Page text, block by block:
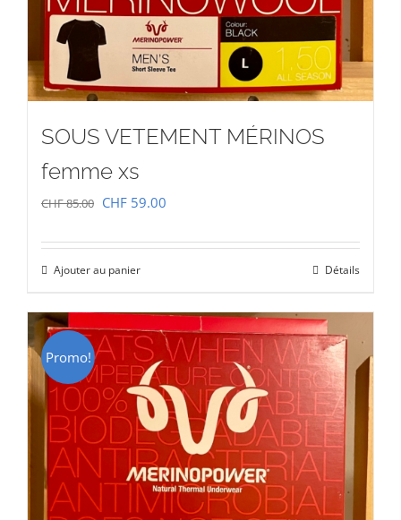
SOUS VETEMENT MÉRINOS
femme xs
CHF85.00 Le
initial
était :
CHF 85.00.
CHF 59.00
actuel
CHF 59.00.
Ajouter au panier Détails
Promo!